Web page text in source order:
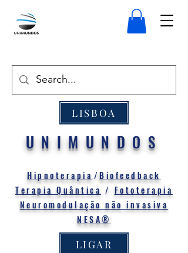
LISBOA
UNIMUNDOS
Hipnoterapia /Biofeedback
Terapia Quântica / Fototerapia
Neuromodulação não invasiva
NESA®
LIGAR